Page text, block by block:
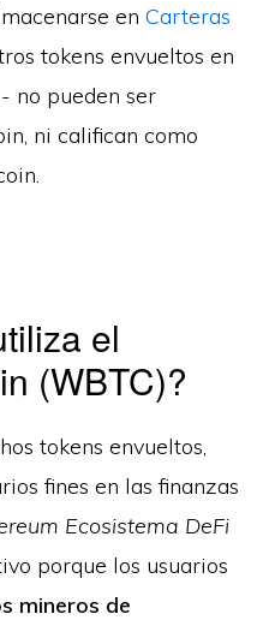
enCarteras
tokens envueltos en
no pueden ser
ni califican como
el
(WBTC)?
tokens envueltos,
fines en las finanzas
Ecosistema DeFi
porque los usuarios
mineros de